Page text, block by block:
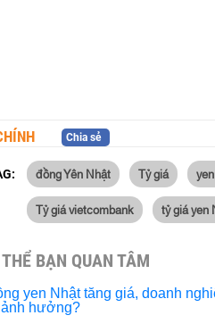
Chia sẻ
đồng Yên Nhật Tỷ giá
Tỷ giá vietcombank tỷ giá yen
THỂ BẠN QUAN TÂM